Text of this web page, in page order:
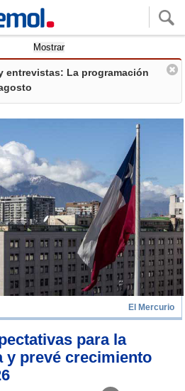
Mostrar
entrevistas: La programación
El Mercurio
para la
y prevé crecimiento